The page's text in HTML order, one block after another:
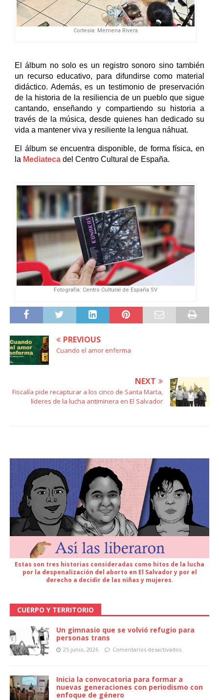
Cortesía: Memena Rivera
El álbum no solo es un registro sonoro sino también
un recurso educativo, para difundirse como material
didáctico. Además, es un testimonio de preservación
de la historia de la resiliencia de un pueblo que sigue
cantando, enseñando y compartiendo su historia a
través de la música, desde quienes han dedicado su
vida a mantener viva y resiliente la lengua náhuat.
El álbum se encuentra disponible, de forma física, en
la Mediateca del Centro Cultural de España.
Fotografía: Centro Cultural de España SV
PREVIOUS
Cuando el amor enferma
NEXT
Fiscalía pide recapturar a los cinco de Santa Marta,
líderes de la lucha antiminera en El Salvador
Estas son tres historias consideradas como hitos de la lucha
por la despenalización del aborto en El Salvador y por el
derecho a decidir de las niñas y mujeres.
CUERPO Y TERRITORIO
Un gimnasio que se volvió refugio para
personas trans
25 junio, 2026 Comentarios desactivados
Inicia la convocatoria para formar a
nuevas generaciones con periodismo con
enfoque de género